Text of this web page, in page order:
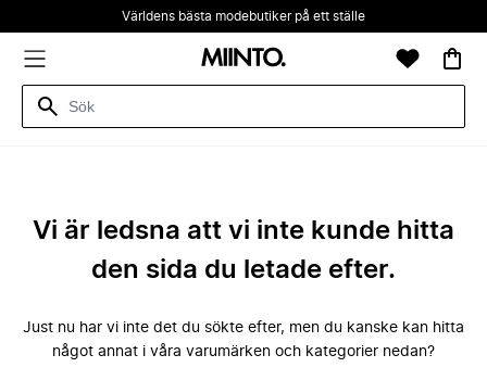
Världens bästa modebutiker på ett ställe
Vi är ledsna att vi inte kunde hitta
den sida du letade efter.
Just nu har vi inte det du sökte efter, men du kanske kan hitta
något annat i våra varumärken och kategorier nedan?